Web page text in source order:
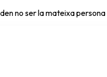
no ser la mateixa